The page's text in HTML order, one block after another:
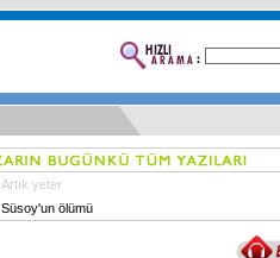
Artık yeter
Süsoy'un ölümü